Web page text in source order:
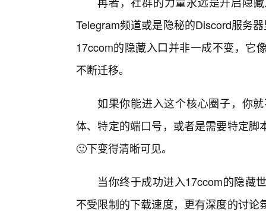
Telegram频道或是隐秘的Discord服务
17ccom的隐藏入口并非一成不变，它
不断迁移。
如果你能进入这个核心圈子，你
体、特定的端口号，或者是需要特定
🙂下变得清晰可见。
当你终于成功进入17ccom的隐藏
不受限制的下载速度，更有深度的讨